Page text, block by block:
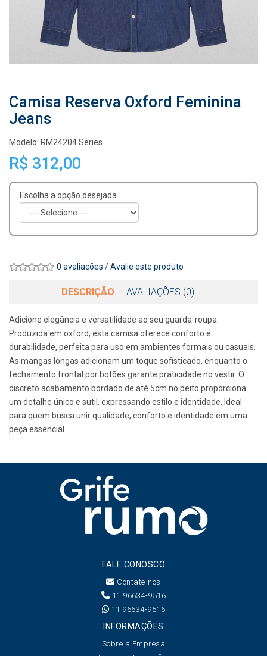
Camisa Reserva Oxford Feminina
Jeans
Modelo: RM24204 Series
R$ 312,00
Escolha a opção desejada
0 avaliações /Avalie este produto
DESCRIÇÃO AVALIAÇÕES (0)
Adicione elegância e versatilidade ao seu guarda-roupa.
Produzida em oxford, esta camisa oferece conforto e
durabilidade, perfeita para uso em ambientes formais ou casuais.
As mangas longas adicionam um toque sofisticado, enquanto o
fechamento frontal por botões garante praticidade no vestir. O
discreto acabamento bordado de até 5cm no peito proporciona
um detalhe único e sutil, expressando estilo e identidade. Ideal
para quem busca unir qualidade, conforto e identidade em uma
peça essencial.
FALE CONOSCO
Contate-nos
11 96634-9516
11 96634-9516
INFORMAÇÕES
Sobre a Empresa